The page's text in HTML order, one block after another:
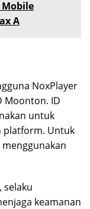
Mobile
A
NoxPlayer
Moonton. ID
untuk
platform. Untuk
selaku
keamanan